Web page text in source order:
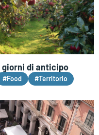
giorni di anticipo
#Food #Territorio